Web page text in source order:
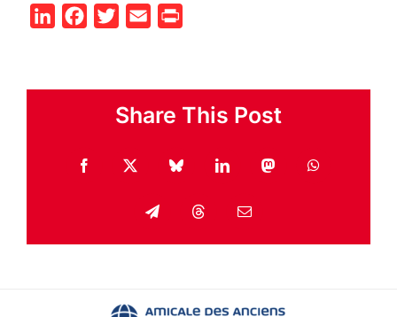
LinkedInFacebook
Twitter Email
Share This Post
Facebook
X BlueskyLinkedInMastodonWhatsApp
TelegramThreadsEmail